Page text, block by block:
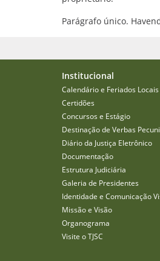
Parágrafo único.
Institucional
Calendário e Feriados Locais
Certidões
Concursos e Estágio
Destinação de Verbas
Diário da Justiça Eletrônico
Documentação
Estrutura Judiciária
Galeria de Presidentes
Identidade e Comunicação
Missão e Visão
Organograma
Visite o TJSC